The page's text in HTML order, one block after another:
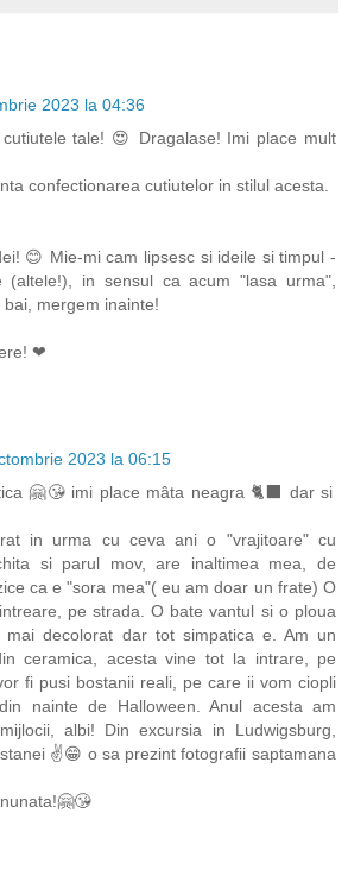
2023 la 04:36
tale! 😍 Dragalase! Imi place mult
confectionarea cutiutelor in stilul acesta.
😊 Mie-mi cam lipsesc si ideile si timpul -
(altele!), in sensul ca acum "lasa urma",
mergem inainte!
❤
2023 la 06:15
🤗😘 imi place mâta neagra 🐈‍⬛ dar si
in urma cu ceva ani o "vrajitoare" cu
si parul mov, are inaltimea mea, de
ca e "sora mea"( eu am doar un frate) O
pe strada. O bate vantul si o ploua
decolorat dar tot simpatica e. Am un
ceramica, acesta vine tot la intrare, pe
fi pusi bostanii reali, pe care ii vom ciopli
nainte de Halloween. Anul acesta am
albi! Din excursia in Ludwigsburg,
✌️😁 o sa prezint fotografii saptamana